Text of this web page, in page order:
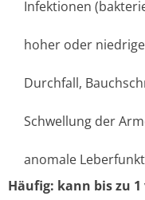
Infektionen
hoher oder
Durchfall,
Schwellung der
anomale
Häufig: kann bis zu